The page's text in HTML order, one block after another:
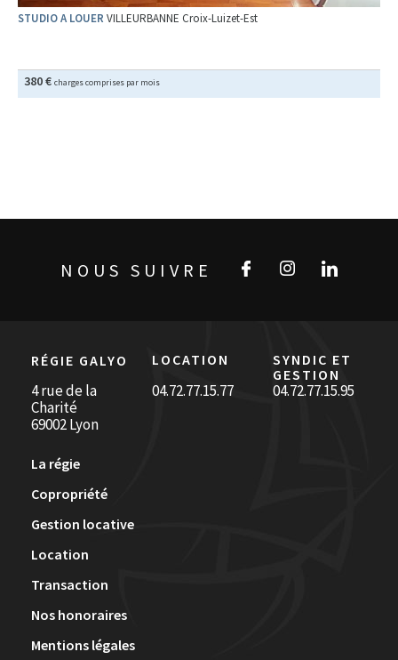
STUDIO A LOUER VILLEURBANNE Croix-Luizet-Est
380 € charges comprises par mois
NOUS SUIVRE
RÉGIE GALYO LOCATION
SYNDIC ET
GESTION
4 rue de la
Charité
69002 Lyon
04.72.77.15.77 04.72.77.15.95
La régie
Copropriété
Gestion locative
Location
Transaction
Nos honoraires
Mentions légales